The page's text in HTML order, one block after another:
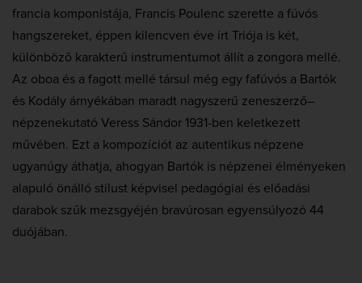
francia komponistája, Francis Poulenc szerette a fúvós
hangszereket, éppen kilencven éve írt Triója is két,
különböző karakterű instrumentumot állít a zongora mellé.
Az oboa és a fagott mellé társul még egy fafúvós a Bartók
és Kodály árnyékában maradt nagyszerű zeneszerző–
népzenekutató Veress Sándor 1931-ben keletkezett
művében. Ezt a kompozíciót az autentikus népzene
ugyanúgy áthatja, ahogyan Bartók is népzenei élményeken
alapuló önálló stílust képvisel pedagógiai és előadási
darabok szűk mezsgyéjén bravúrosan egyensúlyozó 44
duójában.